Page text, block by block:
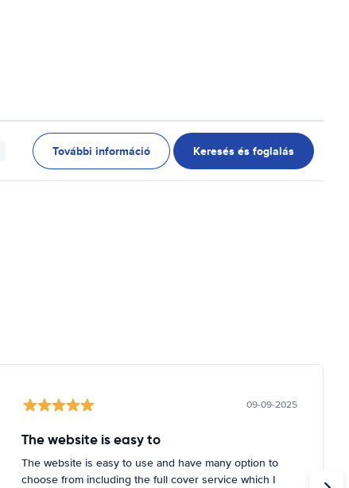
További információ Keresés és foglalás
09-09-2025
The website is easy to
The website is easy to use and have many option to
choose from including the full cover service which I